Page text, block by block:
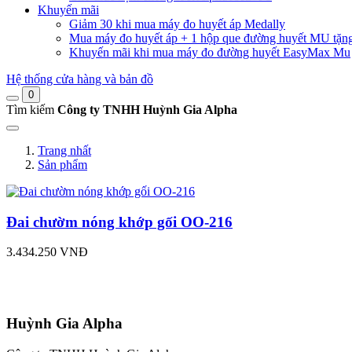
Khuyến mãi
Giảm 30 khi mua máy đo huyết áp Medally
Mua máy đo huyết áp + 1 hộp que đường huyết MU
Khuyến mãi khi mua máy đo đường huyết EasyMax Mu
Hệ thống cửa hàng và bản đồ
0
Tìm kiếm Công ty TNHH Huỳnh Gia Alpha
Trang nhất
Sản phẩm
Đai chườm nóng khớp gối OO-216
3.434.250 VNĐ
Huỳnh Gia Alpha